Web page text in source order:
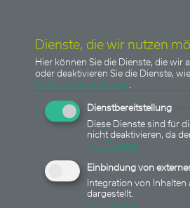
Dienste, die wir nutzen
Hier können Sie die Dienste, die
oder deaktivieren Sie die Dienste,
Datenschutzerklärung.
Dienstbereitstellung
Diese Dienste sind für
nicht deaktivieren, da
↓ 1 Dienst
Einbindung von
Integration von
dargestellt.
↓ 1 Dienst